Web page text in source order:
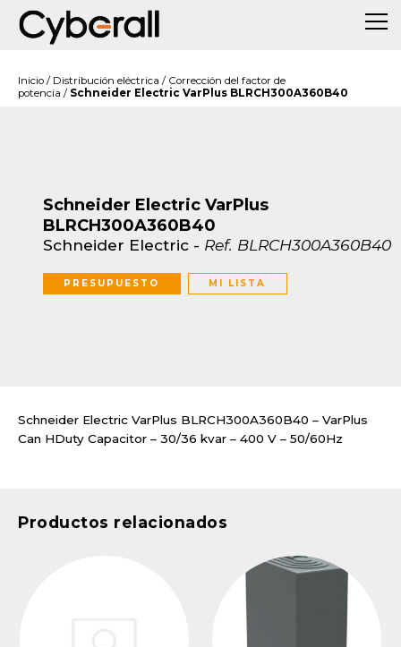
Inicio / Distribución eléctrica / Corrección del factor de
potencia / Schneider Electric VarPlus BLRCH300A360B40
Schneider Electric VarPlus
BLRCH300A360B40
Schneider Electric - Ref. BLRCH300A360B40
PRESUPUESTO MI LISTA
Schneider Electric VarPlus BLRCH300A360B40 – VarPlus
Can HDuty Capacitor – 30/36 kvar – 400 V – 50/60Hz
Productos relacionados